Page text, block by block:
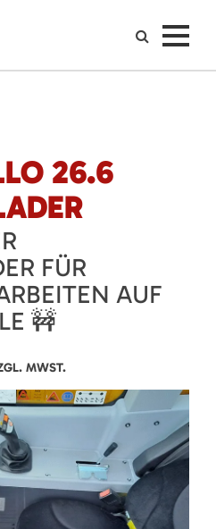
26.6
FÜR
AUF
🚧
MWST.